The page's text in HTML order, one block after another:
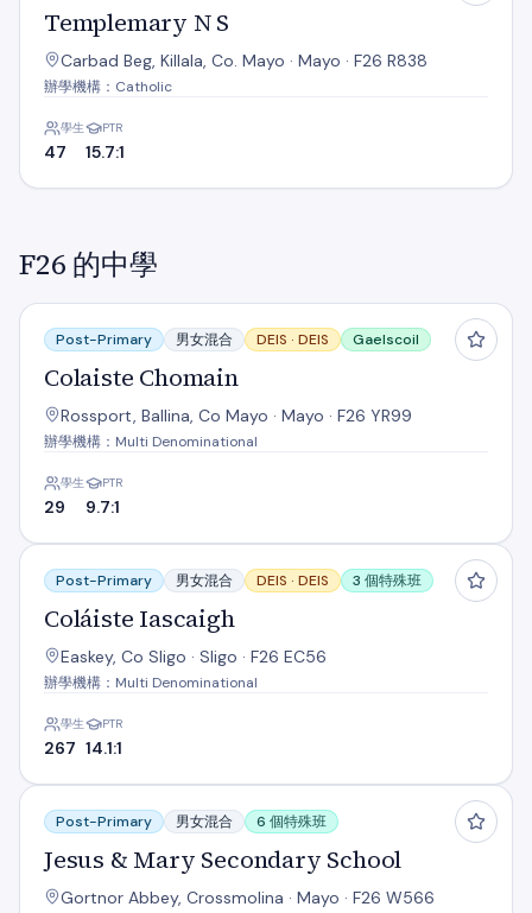
Templemary N S
Carbad Beg, Killala, Co. Mayo · Mayo · F26 R838
辦學機構：Catholic
學生
47
PTR
15.7:1
F26 的中學
Colaiste Chomain
Post-Primary 男女混合 DEIS · DEIS Gaelscoil
Colaiste Chomain
Rossport, Ballina, Co Mayo · Mayo · F26 YR99
辦學機構：Multi Denominational
學生
29
PTR
9.7:1
Coláiste Iascaigh
Post-Primary 男女混合 DEIS · DEIS 3 個特殊班
Coláiste Iascaigh
Easkey, Co Sligo · Sligo · F26 EC56
辦學機構：Multi Denominational
學生
267
PTR
14.1:1
Jesus & Mary Secondary School
Post-Primary 男女混合 6 個特殊班
Jesus & Mary Secondary School
Gortnor Abbey, Crossmolina · Mayo · F26 W566